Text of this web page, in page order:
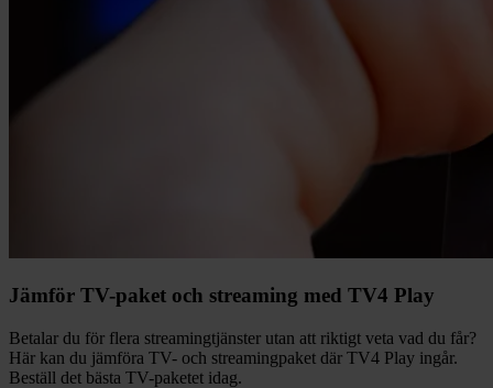
Jämför TV-paket och streaming med TV4 Play
Betalar du för flera streamingtjänster utan att riktigt veta vad du får?
Här kan du jämföra TV- och streamingpaket där TV4 Play ingår.
Beställ det bästa TV-paketet idag.